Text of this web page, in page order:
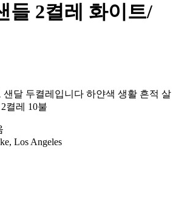
들 2켤레 화이트/
샌달 두켤레입니다 하얀색 생활 흔적 살
켤레 10불
Los Angeles